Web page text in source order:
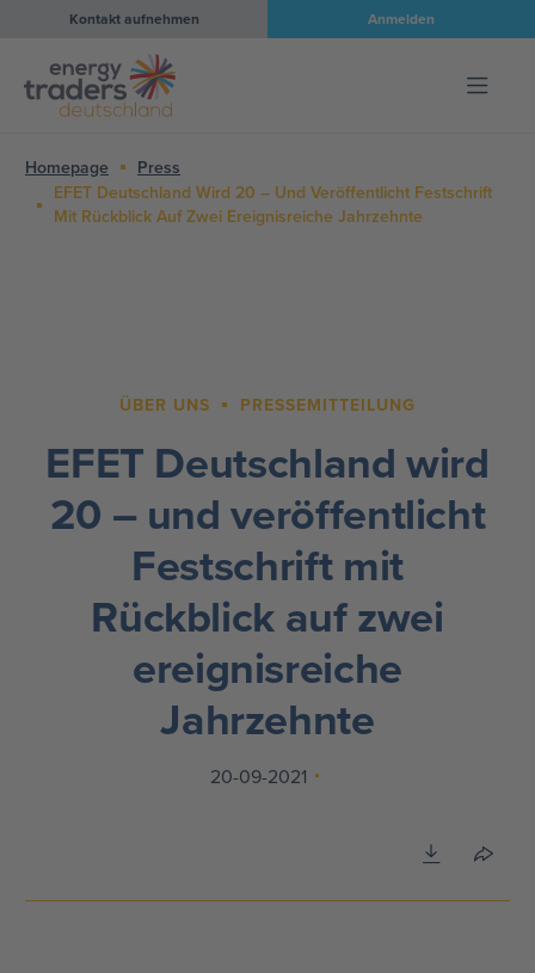
Kontakt aufnehmen Anmelden
Homepage
Press
EFET Deutschland Wird 20 – Und Veröffentlicht Festschrift
Mit Rückblick Auf Zwei Ereignisreiche Jahrzehnte
ÜBER UNS PRESSEMITTEILUNG
EFET Deutschland wird
20 – und veröffentlicht
Festschrift mit
Rückblick auf zwei
ereignisreiche
Jahrzehnte
20-09-2021